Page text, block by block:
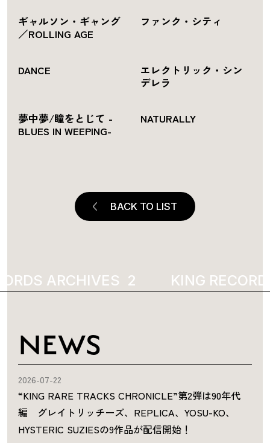
ギャルソン・ギャング
／ROLLING AGE
ファンク・シティ
DANCE
エレクトリック・シン
デレラ
夢中夢/瞳をとじて -
BLUES IN WEEPING-
NATURALLY
BACK TO LIST
ARCHIVES 2004 KING
NEWS
2026-07-22
“KING RARE TRACKS CHRONICLE”第2弾は90年代
編 グレイトリッチーズ、REPLICA、YOSU-KO、
HYSTERIC SUZIESの9作品が配信開始！